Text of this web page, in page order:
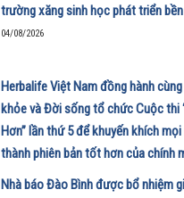
trường xăng sinh học phát triển
04/08/2026
Herbalife Việt Nam đồng hành
khỏe và Đời sống tổ chức Cuộc thi
Hơn” lần thứ 5 để khuyến khích
thành phiên bản tốt hơn của chính
01/08/2026
Nhà báo Đào Bình được bổ nhiệm